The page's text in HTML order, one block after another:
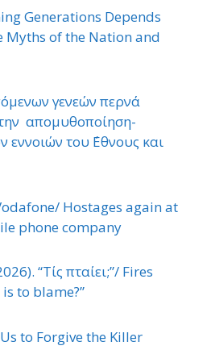
Generations Depends
Myths of the Nation and
γενεών περνά
απομυθοποίηση-
του ΄Εθνους και
Hostages again at
phone company
“Τίς πταίει;”/ Fires
to blame?”
to Forgive the Killer